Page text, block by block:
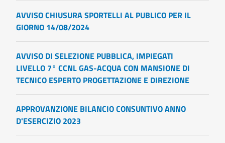
AVVISO CHIUSURA SPORTELLI AL PUBLICO PER IL
GIORNO 14/08/2024
AVVISO DI SELEZIONE PUBBLICA, IMPIEGATI
LIVELLO 7° CCNL GAS-ACQUA CON MANSIONE DI
TECNICO ESPERTO PROGETTAZIONE E DIREZIONE
APPROVANZIONE BILANCIO CONSUNTIVO ANNO
D'ESERCIZIO 2023